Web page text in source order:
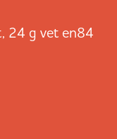
24 g vet en84